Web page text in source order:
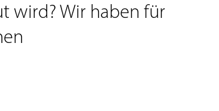
wird? Wir haben für